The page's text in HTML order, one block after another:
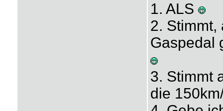
1. ALS
2. Stimmt,
Gaspedal
3. Stimmt
die